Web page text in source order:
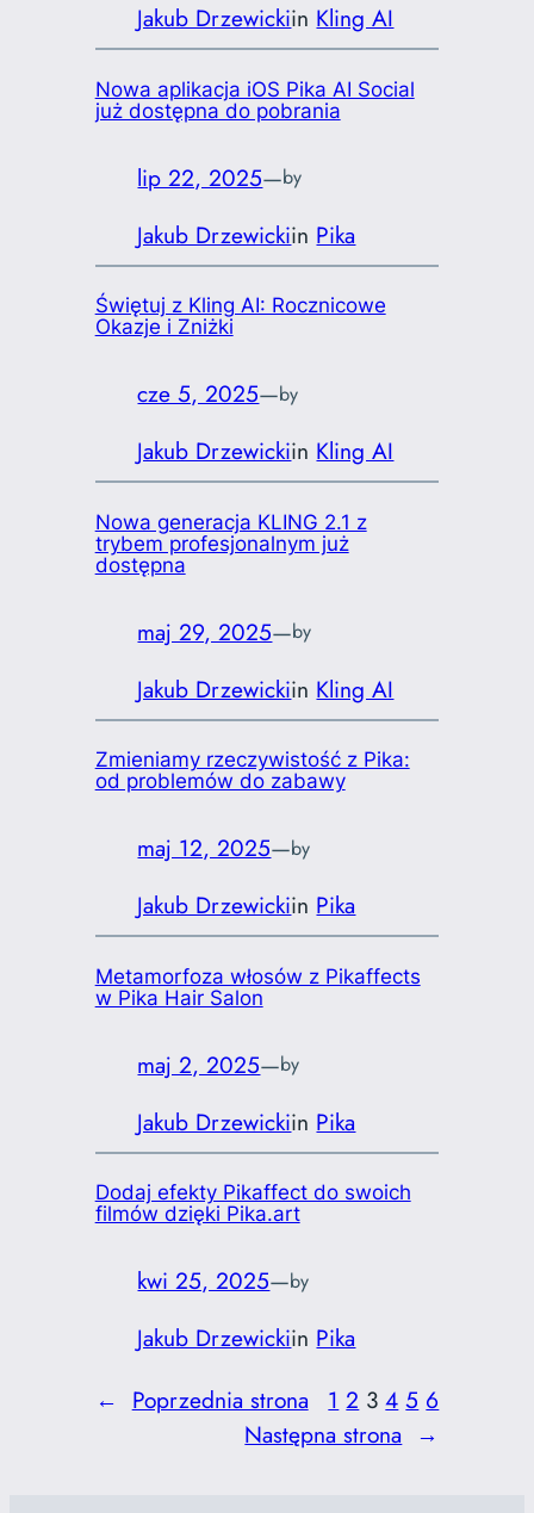
Jakub Drzewickiin Kling AI
Nowa aplikacja iOS Pika AI Social
już dostępna do pobrania
lip 22, 2025—by
Jakub Drzewickiin Pika
Świętuj z Kling AI: Rocznicowe
Okazje i Zniżki
cze 5, 2025—by
Jakub Drzewickiin Kling AI
Nowa generacja KLING 2.1 z
trybem profesjonalnym już
dostępna
maj 29, 2025—by
Jakub Drzewickiin Kling AI
Zmieniamy rzeczywistość z Pika:
od problemów do zabawy
maj 12, 2025—by
Jakub Drzewickiin Pika
Metamorfoza włosów z Pikaffects
w Pika Hair Salon
maj 2, 2025—by
Jakub Drzewickiin Pika
Dodaj efekty Pikaffect do swoich
filmów dzięki Pika.art
kwi 25, 2025—by
Jakub Drzewickiin Pika
← Poprzednia strona 1 2 3 4 5 6
Następna strona →